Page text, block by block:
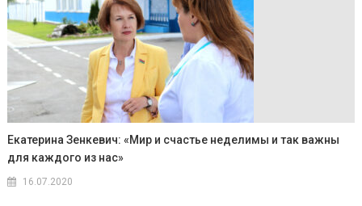
Екатерина Зенкевич: «Мир и счастье неделимы и так важны
для каждого из нас»
16.07.2020